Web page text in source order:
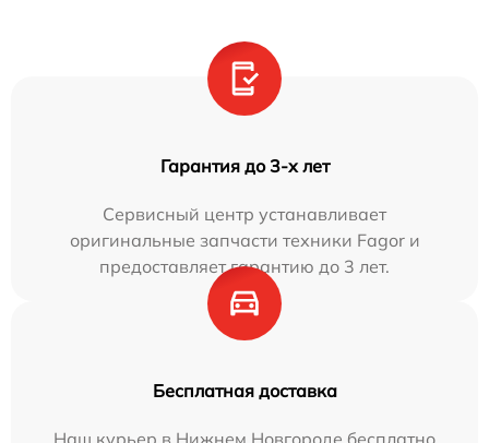
Гарантия до 3-х лет
Сервисный центр устанавливает
оригинальные запчасти техники Fagor и
предоставляет гарантию до 3 лет.
Бесплатная доставка
Наш курьер в Нижнем Новгороде бесплатно